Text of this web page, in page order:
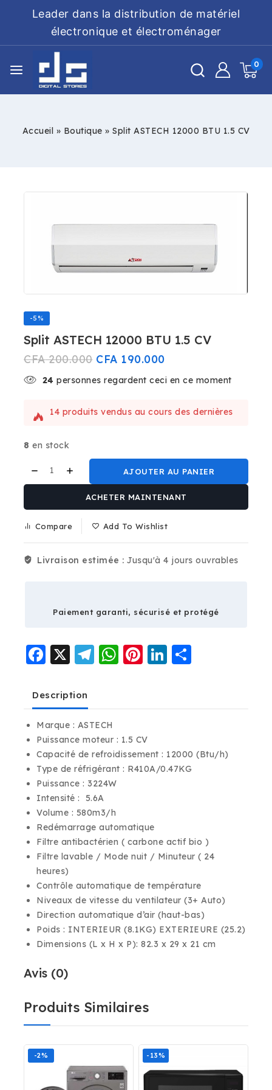
Leader dans la distribution de matériel
électronique et électroménager
0
Accueil » Boutique » Split ASTECH 12000 BTU 1.5 CV
-5%
Split ASTECH 12000 BTU 1.5 CV
CFA200.000 CFA 190.000
24 personnes regardent ceci en ce moment
14 produits vendus au cours des dernières
Vente rapide ! Plus de 16 personnes ont ce
8 en stock
AJOUTER AU PANIER
ACHETER MAINTENANT
Compare Add To Wishlist
Livraison estimée : Jusqu'à 4 jours ouvrables
Paiement garanti, sécurisé et protégé
Facebook
X Telegram
WhatsApp
Pinterest
LinkedIn
Description
Marque : ASTECH
Puissance moteur : 1.5 CV
Capacité de refroidissement : 12000 (Btu/h)
Type de réfrigérant : R410A/0.47KG
Puissance : 3224W
Intensité : 5.6A
Volume : 580m3/h
Redémarrage automatique
Filtre antibactérien ( carbone actif bio )
Filtre lavable / Mode nuit / Minuteur ( 24
heures)
Contrôle automatique de température
Niveaux de vitesse du ventilateur (3+ Auto)
Direction automatique d’air (haut-bas)
Poids : INTERIEUR (8.1KG) EXTERIEURE (25.2)
Dimensions (L x H x P): 82.3 x 29 x 21 cm
Avis (0)
Produits Similaires
-2% -13%